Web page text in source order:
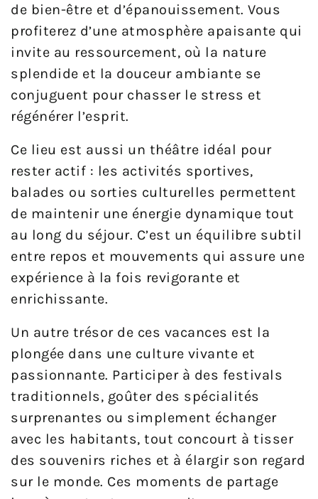
de bien-être et d’épanouissement. Vous
profiterez d’une atmosphère apaisante qui
invite au ressourcement, où la nature
splendide et la douceur ambiante se
conjuguent pour chasser le stress et
régénérer l’esprit.
Ce lieu est aussi un théâtre idéal pour
rester actif : les activités sportives,
balades ou sorties culturelles permettent
de maintenir une énergie dynamique tout
au long du séjour. C’est un équilibre subtil
entre repos et mouvements qui assure une
expérience à la fois revigorante et
enrichissante.
Un autre trésor de ces vacances est la
plongée dans une culture vivante et
passionnante. Participer à des festivals
traditionnels, goûter des spécialités
surprenantes ou simplement échanger
avec les habitants, tout concourt à tisser
des souvenirs riches et à élargir son regard
sur le monde. Ces moments de partage